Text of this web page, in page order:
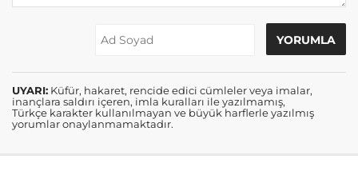
UYARI: Küfür, hakaret, rencide edici cümleler veya imalar,
inançlara saldırı içeren, imla kuralları ile yazılmamış,
Türkçe karakter kullanılmayan ve büyük harflerle yazılmış
yorumlar onaylanmamaktadır.